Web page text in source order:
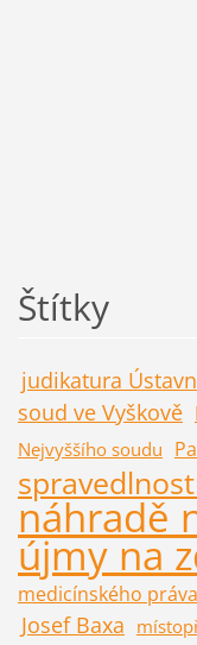
Štítky
judikatura
soud ve Vyškově
Nejvyššího soudu
náhradě
újmy na
medicínského práva
Josef Baxa